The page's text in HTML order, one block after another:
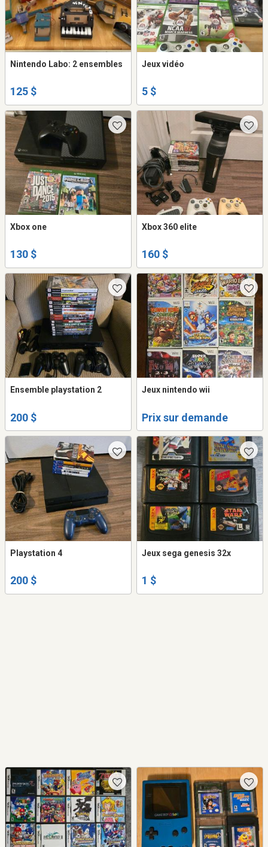
Nintendo Labo: 2 ensembles
125 $
Jeux vidéo
5 $
Xbox one
130 $
Xbox 360 elite
160 $
Ensemble playstation 2
200 $
Jeux nintendo wii
Prix sur demande
Playstation 4
200 $
Jeux sega genesis 32x
1 $